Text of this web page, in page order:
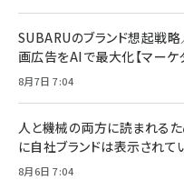
￥880
ママ投資家
組織の成果
￥1,980
￥6,980
全ワイヤレ
技術基準適
￥5,990
Pro/Air 各
￥1,890
サッポロ
ル ケース
SUBARUのブランド想起戦略
画広告をAIで最大化【マーケ
8月7日 7:04
人と機械の両方に読まれるた
に自社ブランドは表示されて
8月6日 7:04